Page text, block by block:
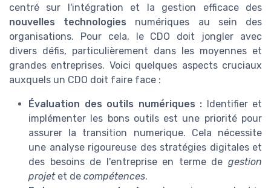
centré sur l'intégration et la gestion efficace des
nouvelles technologies numériques au sein des
organisations. Pour cela, le CDO doit jongler avec
divers défis, particulièrement dans les moyennes et
grandes entreprises. Voici quelques aspects cruciaux
auxquels un CDO doit faire face :
Évaluation des outils numériques : Identifier et
implémenter les bons outils est une priorité pour
assurer la transition numerique. Cela nécessite
une analyse rigoureuse des stratégies digitales et
des besoins de l'entreprise en terme de gestion
projetet de compétences.